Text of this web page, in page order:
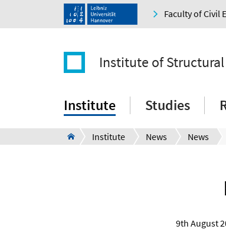
Faculty of Civil
Institute of
Institute Studies
Institute News News
9th August